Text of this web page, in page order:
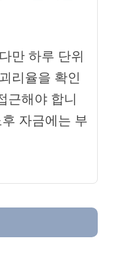
만 하루 단위
리율을 확인
근해야 합니
자금에는 부